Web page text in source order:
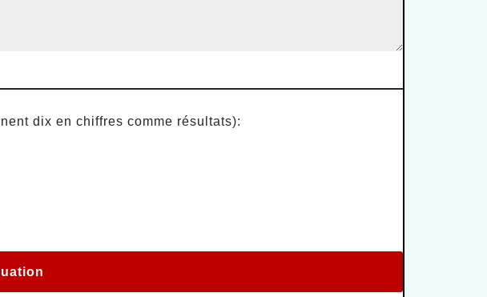
dix en chiffres comme résultats):